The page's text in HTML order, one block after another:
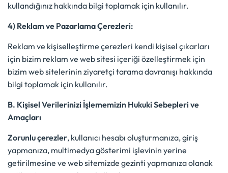
kullandığınız hakkında bilgi toplamak için kullanılır.
4) Reklam ve Pazarlama Çerezleri:
Reklam ve kişiselleştirme çerezleri kendi kişisel çıkarları
için bizim reklam ve web sitesi içeriği özelleştirmek için
bizim web sitelerinin ziyaretçi tarama davranışı hakkında
bilgi toplamak için kullanılır.
B. Kişisel Verilerinizi İşlememizin Hukuki Sebepleri ve
Amaçları
Zorunlu çerezler, kullanıcı hesabı oluşturmanıza, giriş
yapmanıza, multimedya gösterimi işlevinin yerine
getirilmesine ve web sitemizde gezinti yapmanıza olanak